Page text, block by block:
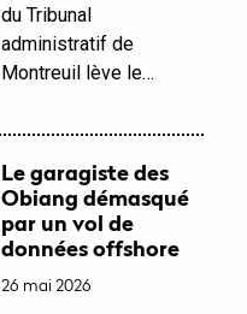
du Tribunal
administratif de
Montreuil lève le…
Le garagiste des
Obiang démasqué
par un vol de
données offshore
26 mai 2026